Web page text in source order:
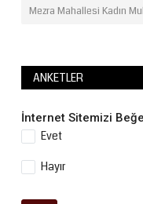
Mezra Mahallesi Kadın
ANKETLER
İnternet Sitemizi
Evet
Hayır